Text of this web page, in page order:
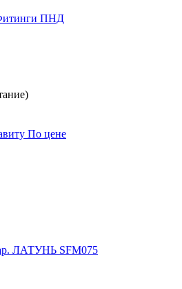
ПНД
По цене
ЛАТУНЬ SFM075